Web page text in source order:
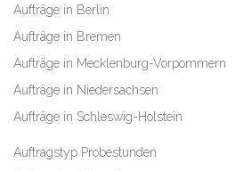
Aufträge in Berlin
Aufträge in Bremen
Aufträge in Mecklenburg-Vorpommern
Aufträge in Niedersachsen
Aufträge in Schleswig-Holstein
Auftragstyp Probestunden